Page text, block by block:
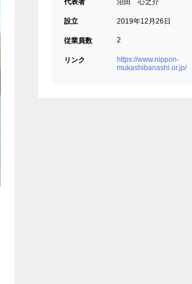
代表者 沼田 心之介
設立 2019年12月26日
従業員数 2
リンク
https://www.nippon-
mukashibanashi.or.jp/